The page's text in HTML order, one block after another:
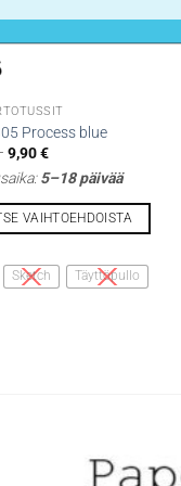
Process blue
9,90€Hintaluokka:
-
5–18 päivää
VAIHTOEHDOISTA
Sketch Täyttöpullo